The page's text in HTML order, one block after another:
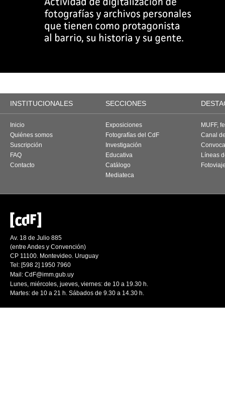
INSTITUCIONALES SECCIONES
Inicio
Quiénes somos
Suscripción
FAQ
Contacto
Exposiciones
Fotografías del CdF
Investigación
Educativa
Catálogo
Mediateca
MUFF,
Canal
Líneas
Av. 18 de Julio 885
(entre Andes y Convención)
CP 11100. Montevideo. Uruguay
Tel: [598 2] 1950 7960
Mail: CdF@imm.gub.uy
Lunes, miércoles, jueves, viernes: de 10 a 19.30 h.
Martes: de 10 a 21 h. Sábados de 9.30 a 14.30 h.